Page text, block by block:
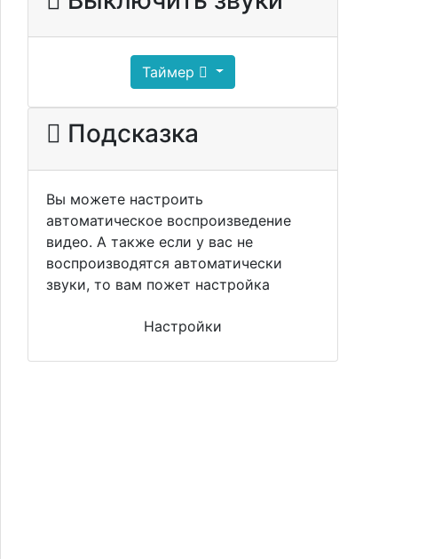
Таймер
Подсказка
Вы можете настроить
автоматическое воспроизведение
видео. А также если у вас не
воспроизводятся автоматически
звуки, то вам пожет настройка
Настройки